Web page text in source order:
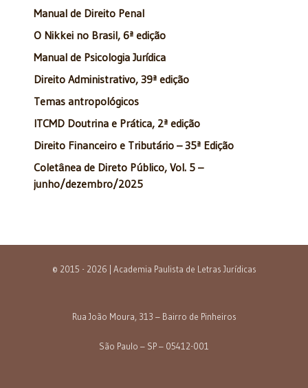
Manual de Direito Penal
O Nikkei no Brasil, 6ª edição
Manual de Psicologia Jurídica
Direito Administrativo, 39ª edição
Temas antropológicos
ITCMD Doutrina e Prática, 2ª edição
Direito Financeiro e Tributário – 35ª Edição
Coletânea de Direto Público, Vol. 5 –
junho/dezembro/2025
© 2015 - 2026 | Academia Paulista de Letras Jurídicas
Rua João Moura, 313 – Bairro de Pinheiros
São Paulo – SP – 05412-001